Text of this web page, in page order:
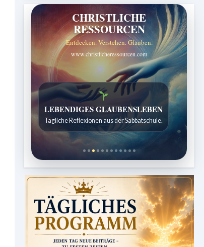
CHRISTLICHE
RESSOURCEN
Entdecken. Verstehen. Glauben.
www.christlicheressourcen.com
LEBENDIGES GLAUBENSLEBEN
Tägliche Reflexionen aus der Sabbatschule.